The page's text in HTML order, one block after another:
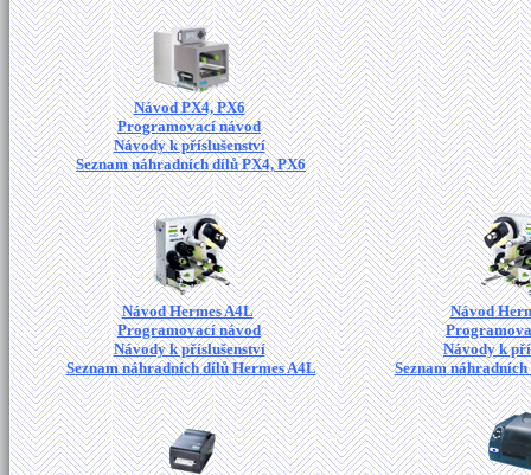
Návod PX4, PX6
Programovací návod
Návody k příslušenství
Seznam náhradních dílů PX4, PX6
Návod Hermes A4L
Programovací návod
Návody k příslušenství
Seznam náhradních dílů Hermes A4L
Návod
Návody k
Seznam